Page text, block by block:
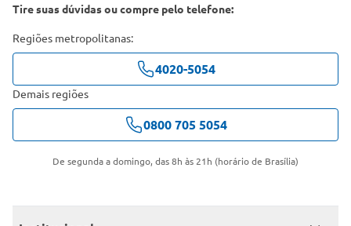
Tire suas dúvidas ou compre pelo telefone:
Regiões metropolitanas:
4020-5054
Demais regiões
0800 705 5054
De segunda a domingo, das 8h às 21h (horário de Brasília)